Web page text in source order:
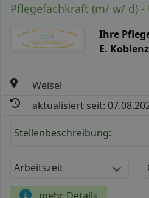
Pflegefachkraft (m/ w/ d) -
Ihre
E.
Weisel
aktualisiert seit:
Stellenbeschreibung:
Arbeitszeit